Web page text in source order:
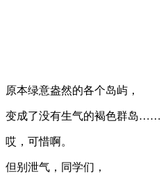
原本绿意盎然的各个岛屿，
变成了没有生气的褐色群岛……
哎，可惜啊。
但别泄气，同学们，